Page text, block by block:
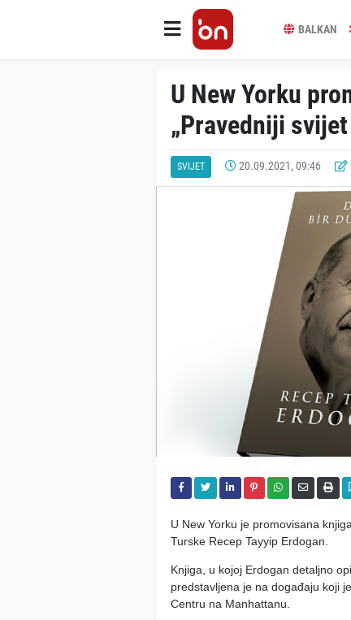
BALKAN
U New Yorku
„Pravedniji
SVIJET 20.09.2021, 09:46
U New Yorku je promovisana
Turske Recep Tayyip Erdogan.
Knjiga, u kojoj Erdogan detaljno
predstavljena je na događaju koji
Centru na Manhattanu.